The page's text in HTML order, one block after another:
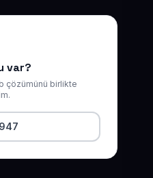
var?
çözümünü birlikte